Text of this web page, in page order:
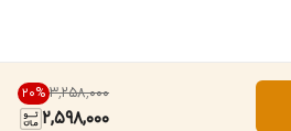
۳٬۲۵۸٬۰۰۰ 20%
2,598,000